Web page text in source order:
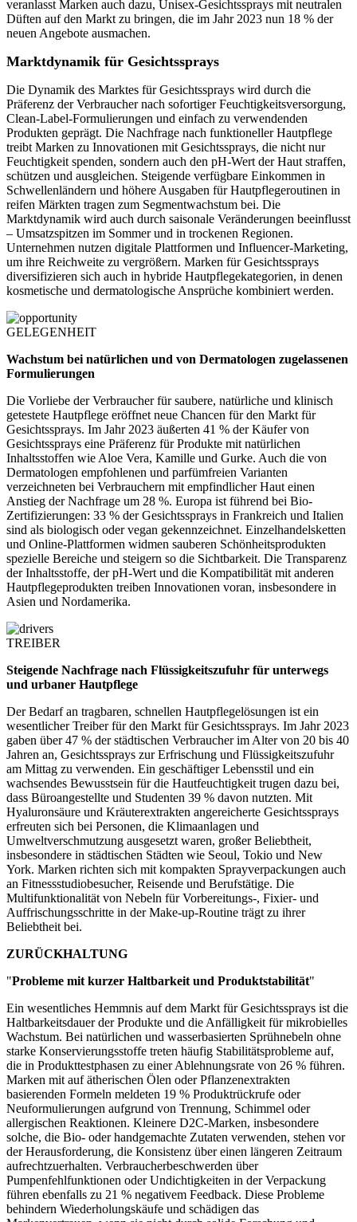
veranlasst Marken auch dazu, Unisex-Gesichtssprays mit neutralen
Düften auf den Markt zu bringen, die im Jahr 2023 nun 18 % der
neuen Angebote ausmachen.
Marktdynamik für Gesichtssprays
Die Dynamik des Marktes für Gesichtssprays wird durch die
Präferenz der Verbraucher nach sofortiger Feuchtigkeitsversorgung,
Clean-Label-Formulierungen und einfach zu verwendenden
Produkten geprägt. Die Nachfrage nach funktioneller Hautpflege
treibt Marken zu Innovationen mit Gesichtssprays, die nicht nur
Feuchtigkeit spenden, sondern auch den pH-Wert der Haut straffen,
schützen und ausgleichen. Steigende verfügbare Einkommen in
Schwellenländern und höhere Ausgaben für Hautpflegeroutinen in
reifen Märkten tragen zum Segmentwachstum bei. Die
Marktdynamik wird auch durch saisonale Veränderungen beeinflusst
– Umsatzspitzen im Sommer und in trockenen Regionen.
Unternehmen nutzen digitale Plattformen und Influencer-Marketing,
um ihre Reichweite zu vergrößern. Marken für Gesichtssprays
diversifizieren sich auch in hybride Hautpflegekategorien, in denen
kosmetische und dermatologische Ansprüche kombiniert werden.
GELEGENHEIT
Wachstum bei natürlichen und von Dermatologen zugelassenen
Formulierungen
Die Vorliebe der Verbraucher für saubere, natürliche und klinisch
getestete Hautpflege eröffnet neue Chancen für den Markt für
Gesichtssprays. Im Jahr 2023 äußerten 41 % der Käufer von
Gesichtssprays eine Präferenz für Produkte mit natürlichen
Inhaltsstoffen wie Aloe Vera, Kamille und Gurke. Auch die von
Dermatologen empfohlenen und parfümfreien Varianten
verzeichneten bei Verbrauchern mit empfindlicher Haut einen
Anstieg der Nachfrage um 28 %. Europa ist führend bei Bio-
Zertifizierungen: 33 % der Gesichtssprays in Frankreich und Italien
sind als biologisch oder vegan gekennzeichnet. Einzelhandelsketten
und Online-Plattformen widmen sauberen Schönheitsprodukten
spezielle Bereiche und steigern so die Sichtbarkeit. Die Transparenz
der Inhaltsstoffe, der pH-Wert und die Kompatibilität mit anderen
Hautpflegeprodukten treiben Innovationen voran, insbesondere in
Asien und Nordamerika.
TREIBER
Steigende Nachfrage nach Flüssigkeitszufuhr für unterwegs
und urbaner Hautpflege
Der Bedarf an tragbaren, schnellen Hautpflegelösungen ist ein
wesentlicher Treiber für den Markt für Gesichtssprays. Im Jahr 2023
gaben über 47 % der städtischen Verbraucher im Alter von 20 bis 40
Jahren an, Gesichtssprays zur Erfrischung und Flüssigkeitszufuhr
am Mittag zu verwenden. Ein geschäftiger Lebensstil und ein
wachsendes Bewusstsein für die Hautfeuchtigkeit trugen dazu bei,
dass Büroangestellte und Studenten 39 % davon nutzten. Mit
Hyaluronsäure und Kräuterextrakten angereicherte Gesichtssprays
erfreuten sich bei Personen, die Klimaanlagen und
Umweltverschmutzung ausgesetzt waren, großer Beliebtheit,
insbesondere in städtischen Städten wie Seoul, Tokio und New
York. Marken richten sich mit kompakten Sprayverpackungen auch
an Fitnessstudiobesucher, Reisende und Berufstätige. Die
Multifunktionalität von Nebeln für Vorbereitungs-, Fixier- und
Auffrischungsschritte in der Make-up-Routine trägt zu ihrer
Beliebtheit bei.
ZURÜCKHALTUNG
"Probleme mit kurzer Haltbarkeit und Produktstabilität"
Ein wesentliches Hemmnis auf dem Markt für Gesichtssprays ist die
Haltbarkeitsdauer der Produkte und die Anfälligkeit für mikrobielles
Wachstum. Bei natürlichen und wasserbasierten Sprühnebeln ohne
starke Konservierungsstoffe treten häufig Stabilitätsprobleme auf,
die in Produkttestphasen zu einer Ablehnungsrate von 26 % führen.
Marken mit auf ätherischen Ölen oder Pflanzenextrakten
basierenden Formeln meldeten 19 % Produktrückrufe oder
Neuformulierungen aufgrund von Trennung, Schimmel oder
allergischen Reaktionen. Kleinere D2C-Marken, insbesondere
solche, die Bio- oder handgemachte Zutaten verwenden, stehen vor
der Herausforderung, die Konsistenz über einen längeren Zeitraum
aufrechtzuerhalten. Verbraucherbeschwerden über
Pumpenfehlfunktionen oder Undichtigkeiten in der Verpackung
führen ebenfalls zu 21 % negativem Feedback. Diese Probleme
behindern Wiederholungskäufe und schädigen das